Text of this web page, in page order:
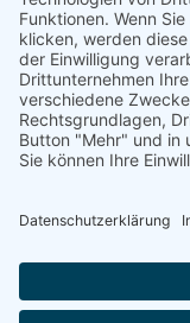
Gesellschaft -
Als regionales
Ansprechpartner,
Produkte und
Sie diese Aufgabe